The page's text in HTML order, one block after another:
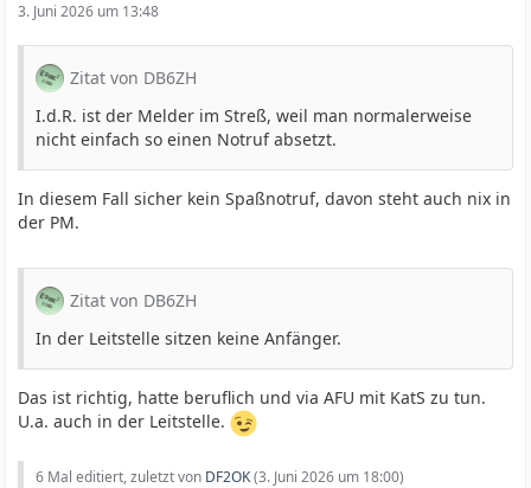
3. Juni 2026 um 13:48
Zitat von DB6ZH
I.d.R. ist der Melder im Streß, weil man normalerweise
nicht einfach so einen Notruf absetzt.
In diesem Fall sicher kein Spaßnotruf, davon steht auch nix in
der PM.
Zitat von DB6ZH
In der Leitstelle sitzen keine Anfänger.
Das ist richtig, hatte beruflich und via AFU mit KatS zu tun.
U.a. auch in der Leitstelle.
6 Mal editiert, zuletzt von DF2OK(3. Juni 2026 um 18:00)